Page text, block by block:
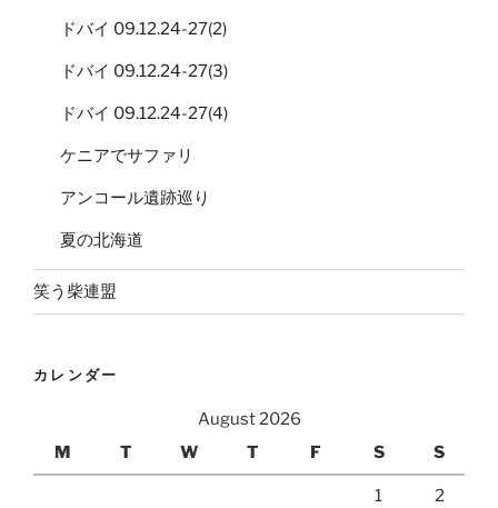
ドバイ 09.12.24-27(2)
ドバイ 09.12.24-27(3)
ドバイ 09.12.24-27(4)
ケニアでサファリ
アンコール遺跡巡り
夏の北海道
笑う柴連盟
カレンダー
August 2026
M
T W T F S S
1 2